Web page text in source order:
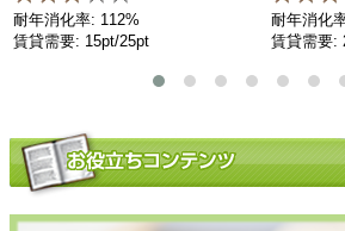
耐年消化率: 112%
賃貸需要: 15pt/25pt
耐年消化
賃貸需要: